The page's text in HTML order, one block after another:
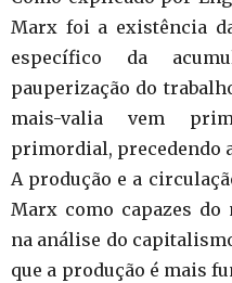
Marx foi a existência
específico da
pauperização do
mais-valia vem
primordial, precedendo
A produção e a
Marx como capazes
na análise do
que a produção é mais